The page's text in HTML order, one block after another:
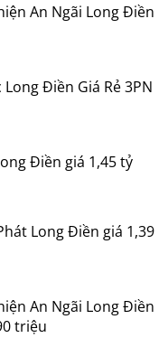
An Ngãi Long Điền
Điền Giá Rẻ 3PN
Điền giá 1,45 tỷ
Long Điền giá 1,39
An Ngãi Long Điền
triệu